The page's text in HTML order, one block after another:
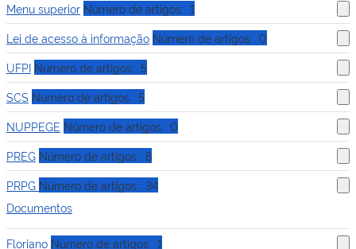
Menu superior Número de artigos: 1
Lei de acesso à informação Número de artigos: 0
UFPI Número de artigos: 5
SCS Número de artigos: 5
NUPPEGE Número de artigos: 0
PREG Número de artigos: 8
PRPG Número de artigos: 34
Documentos
Floriano Número de artigos: 1